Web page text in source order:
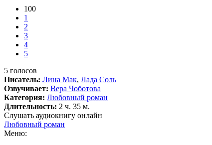
100
1
2
3
4
5
5 голосов
Писатель: Лина Мак, Лада Соль
Озвучивает: Вера Чоботова
Категория: Любовный роман
Длительность: 2 ч. 35 м.
Слушать аудиокнигу онлайн
Любовный роман
Меню: